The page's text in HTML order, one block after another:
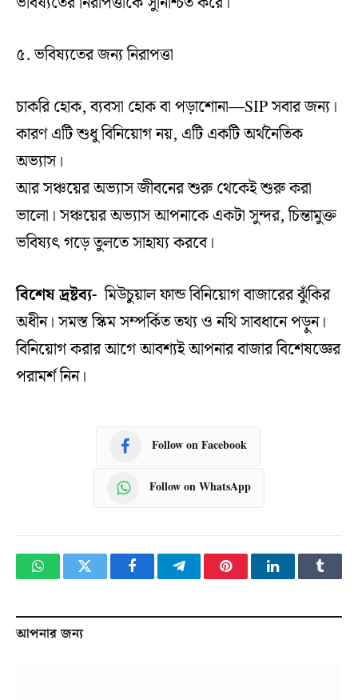
৫. ভবিষ্যতের জন্য নিরাপত্তা
চাকরি হোক, ব্যবসা হোক বা পড়াশোনা—SIP সবার জন্য।
কারণ এটি শুধু বিনিয়োগ নয়, এটি একটি অর্থনৈতিক
অভ্যাস।
আর সঞ্চয়ের অভ্যাস জীবনের শুরু থেকেই শুরু করা
ভালো। সঞ্চয়ের অভ্যাস আপনাকে একটা সুন্দর, চিন্তামুক্ত
ভবিষ্যৎ গড়ে তুলতে সাহায্য করবে।
বিশেষ দ্রষ্টব্য- মিউচুয়াল ফান্ড বিনিয়োগ বাজারের ঝুঁকির
অধীন। সমস্ত স্কিম সম্পর্কিত তথ্য ও নথি সাবধানে পড়ুন।
বিনিয়োগ করার আগে আবশ্যই আপনার বাজার বিশেষজ্ঞের
পরামর্শ নিন।
Follow on Facebook
Follow on WhatsApp
WhatsAppTwitter FacebookTelegramPinterestLinkedIn
আপনার জন্য